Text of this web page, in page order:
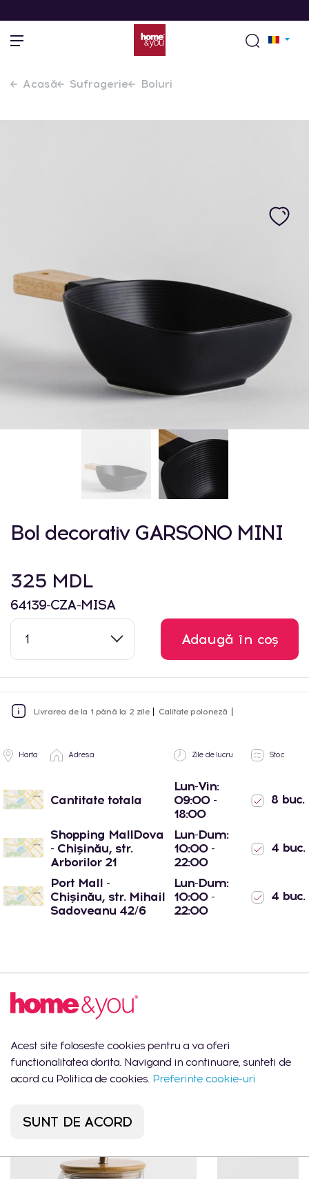
Acasă Sufragerie Boluri
Bol decorativ GARSONO MINI
325 MDL
64139-CZA-MISA
1 Adaugă în coș
Livrarea de la 1 până la 2 zile Calitate poloneză
Harta Adresa Zile de lucru Stoc
Cantitate totala
Lun-Vin:
09:00 -
18:00
8 buc.
Shopping MallDova
- Chișinău, str.
Arborilor 21
Lun-Dum:
10:00 -
22:00
4 buc.
Port Mall -
Chișinău, str. Mihail
Sadoveanu 42/6
Lun-Dum:
10:00 -
22:00
4 buc.
Bol decorativ GARSONO MINI
Ar putea să îți placă
Acest site foloseste cookies pentru a va oferi
functionalitatea dorita. Navigand in continuare, sunteti de
acord cu Politica de cookies. Preferinte cookie-uri
SUNT DE ACORD